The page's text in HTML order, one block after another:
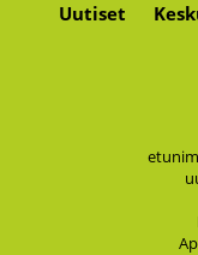
Uutiset